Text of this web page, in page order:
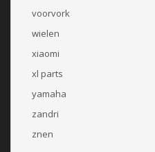
voorvork
wielen
xiaomi
xl parts
yamaha
zandri
znen